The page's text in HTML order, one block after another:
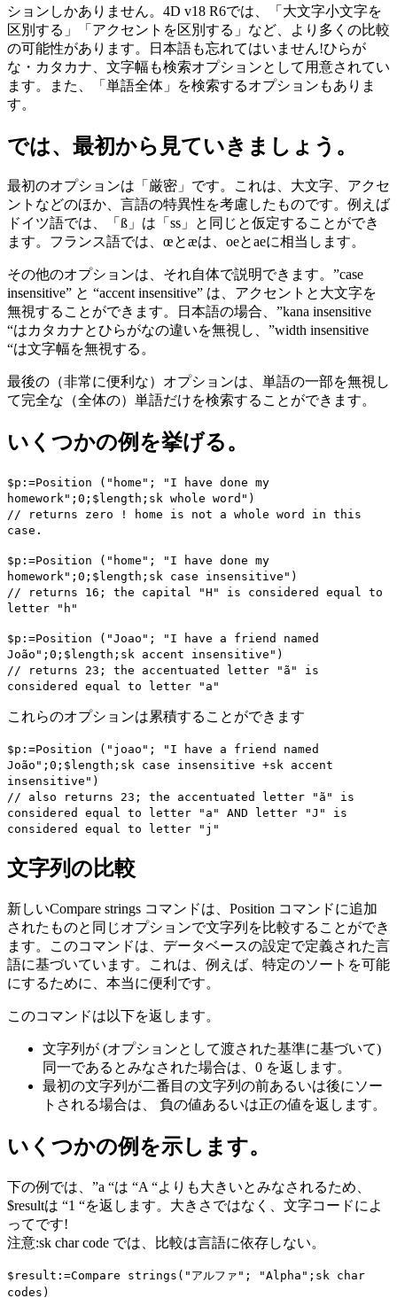
ションしかありません。4D v18 R6では、「大文字小文字を
区別する」「アクセントを区別する」など、より多くの比較
の可能性があります。日本語も忘れてはいません!ひらが
な・カタカナ、文字幅も検索オプションとして用意されてい
ます。また、「単語全体」を検索するオプションもありま
す。
では、最初から見ていきましょう。
最初のオプションは「厳密」です。これは、大文字、アクセ
ントなどのほか、言語の特異性を考慮したものです。例えば
ドイツ語では、「ß」は「ss」と同じと仮定することができ
ます。フランス語では、œとæは、oeとaeに相当します。
その他のオプションは、それ自体で説明できます。”case
insensitive” と “accent insensitive” は、アクセントと大文字を
無視することができます。日本語の場合、”kana insensitive
“はカタカナとひらがなの違いを無視し、”width insensitive
“は文字幅を無視する。
最後の（非常に便利な）オプションは、単語の一部を無視し
て完全な（全体の）単語だけを検索することができます。
いくつかの例を挙げる。
$p:=Position ("home"; "I have done my
homework";0; $length ; sk whole word ")
// returns zero ! home is not a whole word in this
case.
$p:=Position ("home"; "I have done my
homework";0; $length ; sk case insensitive ")
// returns 16; the capital "H" is considered equal to
letter "h"
$p:=Position ("Joao"; "I have a friend named
João";0; $length ; sk accent insensitive ")
// returns 23; the accentuated letter "ã" is
considered equal to letter "a"
これらのオプションは累積することができます
$p:=Position ("joao"; "I have a friend named
João";0;$length; sk case insensitive +sk accent
insensitive ")
// also returns 23; the accentuated letter "ã" is
considered equal to letter "a" AND letter "J" is
considered equal to letter "j"
文字列の比較
新しいCompare strings コマンドは、 Position コマンドに追加
されたものと同じオプションで文字列を比較することができ
ます。このコマンドは、データベースの設定で定義された言
語に基づいています。これは、例えば、特定のソートを可能
にするために、本当に便利です。
このコマンドは以下を返します。
文字列が (オプションとして渡された基準に基づいて)
同一であるとみなされた場合は、0 を返します。
最初の文字列が二番目の文字列の前あるいは後にソー
トされる場合は、 負の値あるいは正の値を返します。
いくつかの例を示します。
下の例では、”a “は “A “よりも大きいとみなされるため、
$resultは “1 “を返します。大きさではなく、文字コードによ
ってです!
注意:sk char code では、比較は言語に依存しない。
$result :=Compare strings ("アルファ"; "Alpha"; sk char
codes )